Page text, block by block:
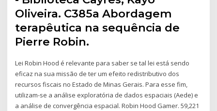
Oliveira. C385a Abordagem
terapêutica na sequência de
Pierre Robin.
Lei Robin Hood é relevante para saber se tal lei está sendo
eficaz na sua missão de ter um efeito redistributivo dos
recursos fiscais no Estado de Minas Gerais. Para esse fim,
utilizam-se a análise exploratória de dados espaciais (Aede) e
a análise de convergência espacial. Robin Hood Gamer. 59,221